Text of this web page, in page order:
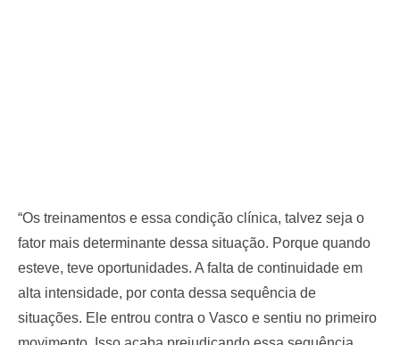
“Os treinamentos e essa condição clínica, talvez seja o
fator mais determinante dessa situação. Porque quando
esteve, teve oportunidades. A falta de continuidade em
alta intensidade, por conta dessa sequência de
situações. Ele entrou contra o Vasco e sentiu no primeiro